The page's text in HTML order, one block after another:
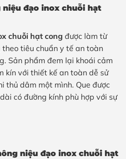
đạo inox chuỗi hạt
chuỗi hạt cong được làm từ
tiêu chuẩn y tế an toàn
Sản phẩm đem lại khoái cảm
kín với thiết kế an toàn dễ sử
thủ dâm một mình. Que được
có đường kính phù hợp với sự
niệu đạo inox chuỗi hạt